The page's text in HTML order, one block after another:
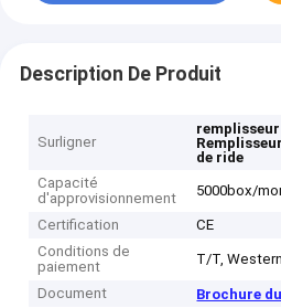
Description De Produit
Surligner
remplisseur
de ride
Capacité
d'approvisionnement
5000box/
Certification
CE
Conditions de
paiement
T/T,
Document
Brochure